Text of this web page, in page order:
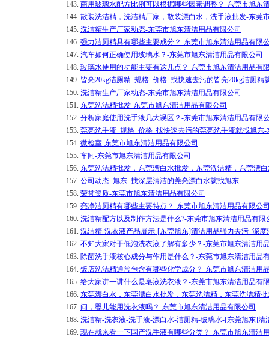
143. 商用玻璃水配方比例可以根据哪些因素调整？-东莞市旭东
144. 散装洗洁精，洗洁精厂家，散装漂白水，洗手液批发-东莞
145. 洗洁精生产厂家动态-东莞市旭东清洁用品有限公司
146. 强力洁厕精具有哪些主要成分？-东莞市旭东清洁用品有限
147. 汽车如何正确使用玻璃水？-东莞市旭东清洁用品有限公司
148. 玻璃水使用的功能主要有这几点？-东莞市旭东清洁用品有
149. 皆亮20kg洁厕精_规格_价格_找快速去污的皆亮20kg洁厕
150. 洗洁精生产厂家动态-东莞市旭东清洁用品有限公司
151. 东莞洗洁精批发-东莞市旭东清洁用品有限公司
152. 分析家庭使用洗手液几大误区？-东莞市旭东清洁用品有限
153. 莞亮洗手液_规格_价格_找快速去污的莞亮洗手液就找旭东
154. 微检室-东莞市旭东清洁用品有限公司
155. 车间-东莞市旭东清洁用品有限公司
156. 东莞洗洁精批发，东莞漂白水批发，东莞洗洁精，东莞漂
157. 公司动态_旭东_找深层清洁的莞亮漂白水就找旭东
158. 荣誉资质-东莞市旭东清洁用品有限公司
159. 亮净洁厕精有哪些主要特点？-东莞市旭东清洁用品有限公
160. 洗洁精配方以及制作方法是什么?-东莞市旭东清洁用品有限
161. 洗洁精-洗衣液产品展示-[东莞旭东]清洁用品强力去污_深度
162. 不知大家对于低泡洗衣液了解有多少？-东莞市旭东清洁用
163. 除菌洗手液核心成分与作用是什么？-东莞市旭东清洁用品
164. 饭店洗洁精通常包含有哪些化学成分？-东莞市旭东清洁用
165. 给大家讲一讲什么是皂液洗衣液？-东莞市旭东清洁用品有
166. 东莞漂白水，东莞漂白水批发，东莞洗洁精，东莞洗洁精
167. 问，婴儿能用洗衣液吗？-东莞市旭东清洁用品有限公司
168. 洗洁精-洗衣液-洗手液-漂白水-洁厕精-玻璃水-[东莞旭东]清
169. 现在就来看一下国产洗手液有哪些分类？-东莞市旭东清洁